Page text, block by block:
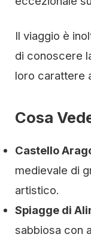
Il viaggio è
di conoscere
loro carattere
Cosa
Castello
medievale di
artistico.
Spiagge di
sabbiosa con